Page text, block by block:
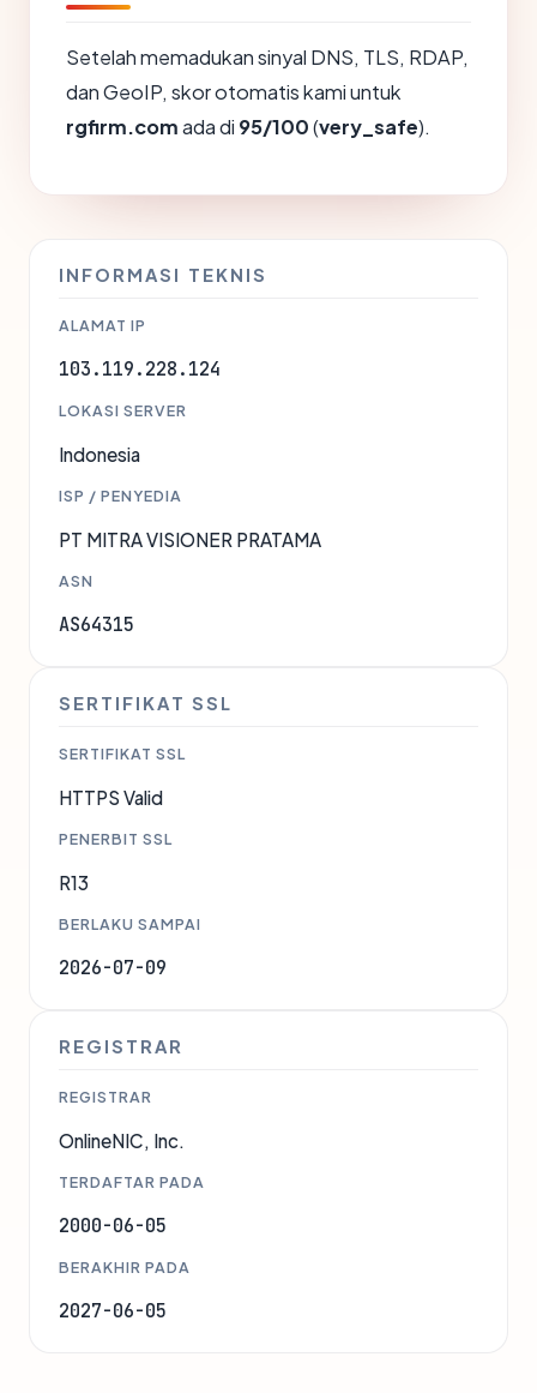
Setelah memadukan sinyal DNS, TLS, RDAP,
dan GeoIP, skor otomatis kami untuk
rgfirm.comada di 95/100(very_safe).
INFORMASI TEKNIS
ALAMAT IP
103.119.228.124
LOKASI SERVER
Indonesia
ISP / PENYEDIA
PT MITRA VISIONER PRATAMA
ASN
AS64315
SERTIFIKAT SSL
SERTIFIKAT SSL
HTTPS Valid
PENERBIT SSL
R13
BERLAKU SAMPAI
2026-07-09
REGISTRAR
REGISTRAR
OnlineNIC, Inc.
TERDAFTAR PADA
2000-06-05
BERAKHIR PADA
2027-06-05